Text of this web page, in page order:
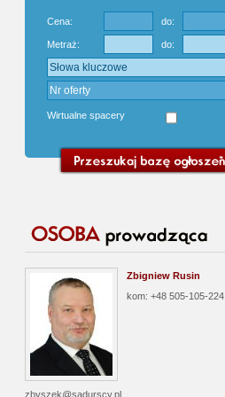
Cena: do:
Metraż: do:
Wirtualne spacery
Zbigniew Rusin
kom: +48 505-105-224
zbyszek@sadurscy.pl